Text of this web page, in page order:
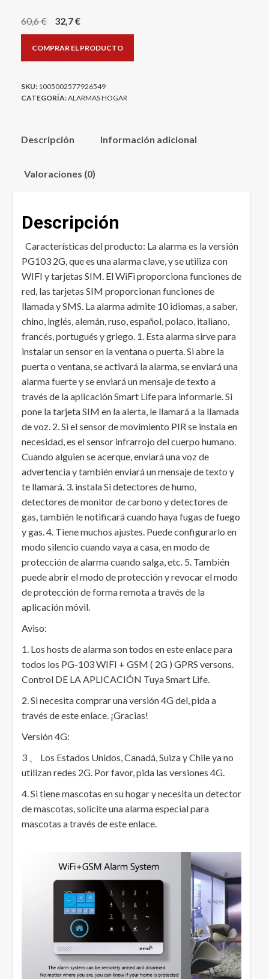
60,6€
El
precio
original
32,7€El
precio
actual
COMPRAR EL PRODUCTO
SKU: 1005002577926549
CATEGORÍA:ALARMAS HOGAR
Descripción Información adicional
Valoraciones (0)
Descripción
Características del producto: La alarma es la versión
PG103 2G, que es una alarma clave, y se utiliza con
WIFI y tarjetas SIM. El WiFi proporciona funciones de
red, las tarjetas SIM proporcionan funciones de
llamada y SMS. La alarma admite 10 idiomas, a saber,
chino, inglés, alemán, ruso, español, polaco, italiano,
francés, portugués y griego. 1. Esta alarma sirve para
instalar un sensor en la ventana o puerta. Si abre la
puerta o ventana, se activará la alarma, se enviará una
alarma fuerte y se enviará un mensaje de texto a
través de la aplicación Smart Life para informarle. Si
pone la tarjeta SIM en la alerta, le llamará a la llamada
de voz. 2. Si el sensor de movimiento PIR se instala en
necesidad, es el sensor infrarrojo del cuerpo humano.
Cuando alguien se acerque, enviará una voz de
advertencia y también enviará un mensaje de texto y
te llamará. 3. instala Si detectores de humo,
detectores de monitor de carbono y detectores de
gas, también le notificará cuando haya fugas de fuego
y gas. 4. Tiene muchos ajustes. Puede configurarlo en
modo silencio cuando vaya a casa, en modo de
protección de alarma cuando salga, etc. 5. También
puede abrir el modo de protección y revocar el modo
de protección de forma remota a través de la
aplicación móvil.
Aviso:
1. Los hosts de alarma son todos en este enlace para
todos los PG-103 WIFI + GSM ( 2G ) GPRS versons.
Control DE LA APLICACIÓN Tuya Smart Life.
2. Si necesita comprar una versión 4G del, pida a
través de este enlace. ¡Gracias!
Versión 4G:
3 、 Los Estados Unidos, Canadá, Suiza y Chile ya no
utilizan redes 2G. Por favor, pida las versiones 4G.
4. Si tiene mascotas en su hogar y necesita un detector
de mascotas, solicite una alarma especial para
mascotas a través de este enlace.